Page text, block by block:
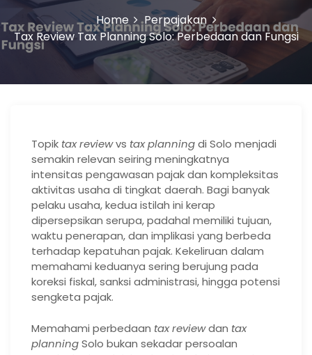
Home
Perpajakan
Tax Review Tax Planning Solo: Perbedaan dan Fungsi
Topik tax reviewvs tax planningdi Solo menjadi
semakin relevan seiring meningkatnya
intensitas pengawasan pajak dan kompleksitas
aktivitas usaha di tingkat daerah. Bagi banyak
pelaku usaha, kedua istilah ini kerap
dipersepsikan serupa, padahal memiliki tujuan,
waktu penerapan, dan implikasi yang berbeda
terhadap kepatuhan pajak. Kekeliruan dalam
memahami keduanya sering berujung pada
koreksi fiskal, sanksi administrasi, hingga potensi
sengketa pajak.
Memahami perbedaan tax reviewdan tax
planningSolo bukan sekadar persoalan